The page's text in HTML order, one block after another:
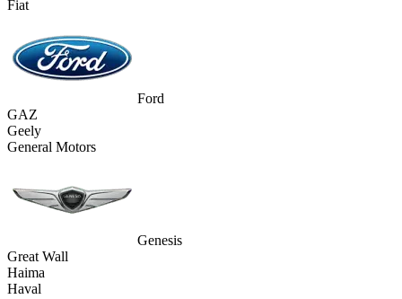
Fiat
Ford
GAZ
Geely
General Motors
Genesis
Great Wall
Haima
Haval